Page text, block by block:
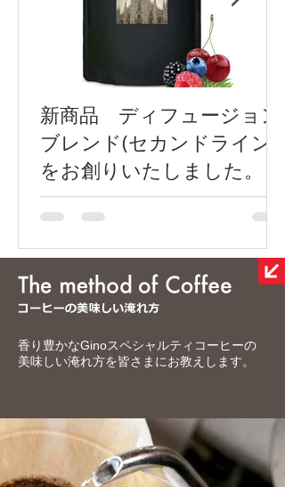
新商品 ディフュージョン
ブレンド(セカンドライン)
をお創りいたしました。
香り豊かなGinoスペシャルティコーヒーの
美味しい淹れ方を皆さまにお教えします。